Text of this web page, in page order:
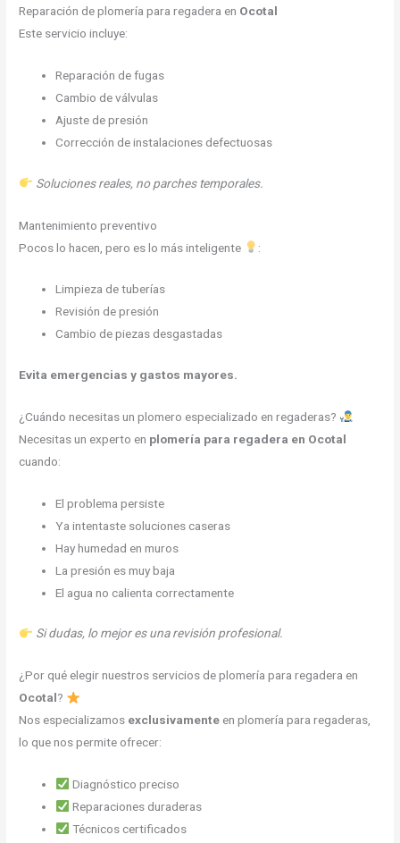
Reparación de plomería para regadera en Ocotal
Este servicio incluye:
Reparación de fugas
Cambio de válvulas
Ajuste de presión
Corrección de instalaciones defectuosas
Soluciones reales, no parches temporales.
Mantenimiento preventivo
Pocos lo hacen, pero es lo más inteligente
:
Limpieza de tuberías
Revisión de presión
Cambio de piezas desgastadas
Evita emergencias y gastos mayores.
¿Cuándo necesitas un plomero especializado en regaderas?
Necesitas un experto en plomería para regadera en Ocotal
cuando:
El problema persiste
Ya intentaste soluciones caseras
Hay humedad en muros
La presión es muy baja
El agua no calienta correctamente
Si dudas, lo mejor es una revisión profesional.
¿Por qué elegir nuestros servicios de plomería para regadera en
Ocotal?
Nos especializamos exclusivamente en plomería para regaderas,
lo que nos permite ofrecer:
Diagnóstico preciso
Reparaciones duraderas
Técnicos certificados